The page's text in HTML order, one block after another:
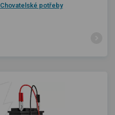
Chovatelské potřeby